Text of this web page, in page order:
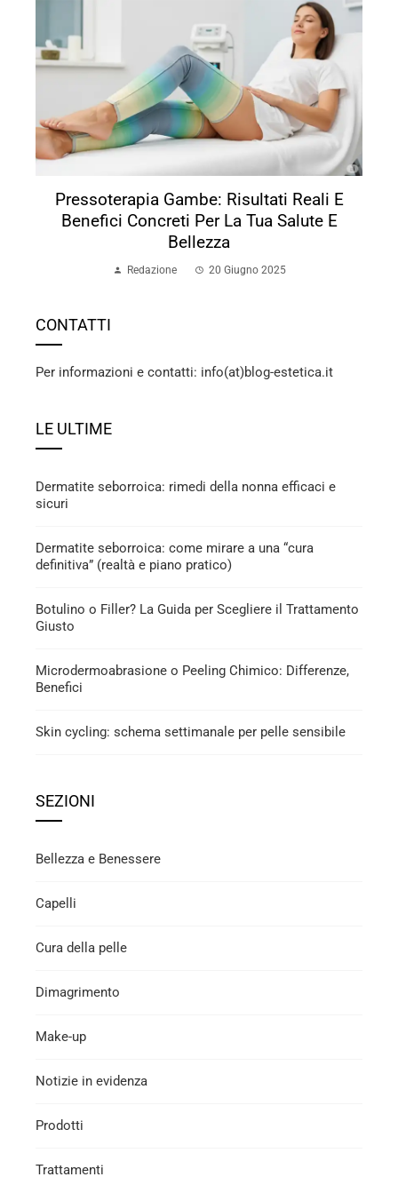
Pressoterapia Gambe: Risultati Reali E
Benefici Concreti Per La Tua Salute E
Bellezza
Redazione 20 Giugno 2025
CONTATTI
Per informazioni e contatti: info(at)blog-estetica.it
LE ULTIME
Dermatite seborroica: rimedi della nonna efficaci e
sicuri
Dermatite seborroica: come mirare a una “cura
definitiva” (realtà e piano pratico)
Botulino o Filler? La Guida per Scegliere il Trattamento
Giusto
Microdermoabrasione o Peeling Chimico: Differenze,
Benefici
Skin cycling: schema settimanale per pelle sensibile
SEZIONI
Bellezza e Benessere
Capelli
Cura della pelle
Dimagrimento
Make-up
Notizie in evidenza
Prodotti
Trattamenti